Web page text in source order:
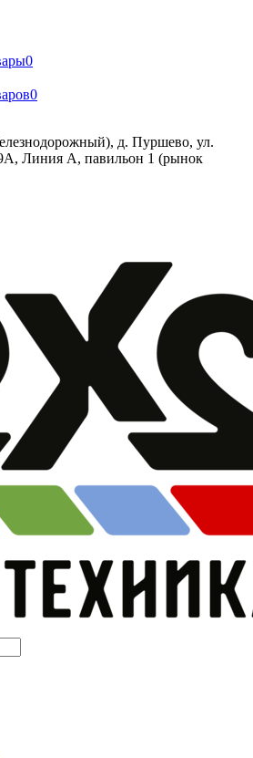
0
0
д. Пуршево, ул.
Линия А, павильон 1 (рынок